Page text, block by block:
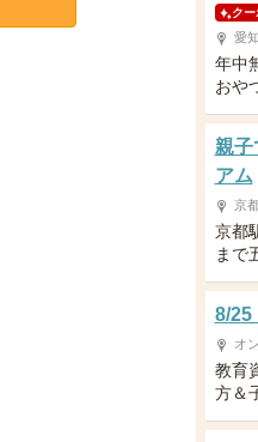
クー
愛
年中
おや
親子
アム
京
京都
まで
8/25
オ
教育
方＆